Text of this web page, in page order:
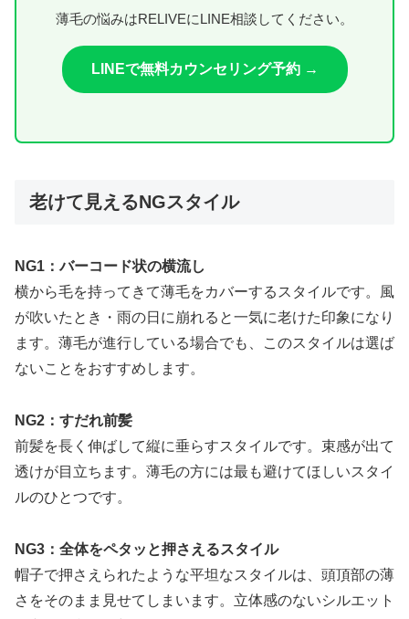
薄毛の悩みはRELIVEにLINE相談してください。
LINEで無料カウンセリング予約 →
老けて見えるNGスタイル
NG1：バーコード状の横流し
横から毛を持ってきて薄毛をカバーするスタイルです。風
が吹いたとき・雨の日に崩れると一気に老けた印象になり
ます。薄毛が進行している場合でも、このスタイルは選ば
ないことをおすすめします。
NG2：すだれ前髪
前髪を長く伸ばして縦に垂らすスタイルです。束感が出て
透けが目立ちます。薄毛の方には最も避けてほしいスタイ
ルのひとつです。
NG3：全体をペタッと押さえるスタイル
帽子で押さえられたような平坦なスタイルは、頭頂部の薄
さをそのまま見せてしまいます。立体感のないシルエット